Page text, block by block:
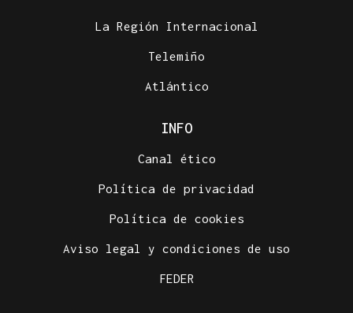
La Región Internacional
Telemiño
Atlántico
INFO
Canal ético
Política de privacidad
Política de cookies
Aviso legal y condiciones de uso
FEDER